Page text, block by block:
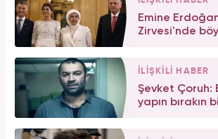
Emine
Zirvesi'nde
İLİŞKİLİ HABER
Şevket Çoruh:
yapın bırakın